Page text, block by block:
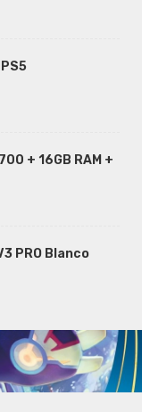
+ 16GB RAM +
PRO Blanco